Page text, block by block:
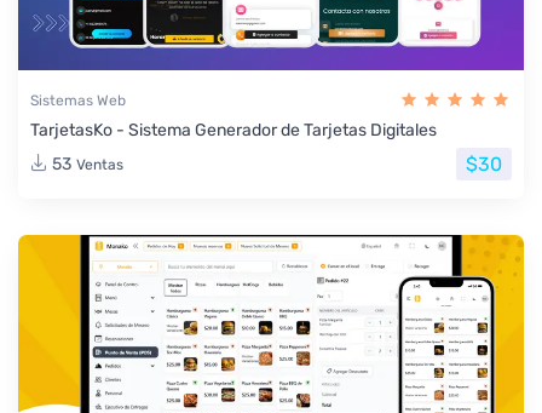
Sistemas Web
TarjetasKo - Sistema Generador de Tarjetas Digitales
53 Ventas $30